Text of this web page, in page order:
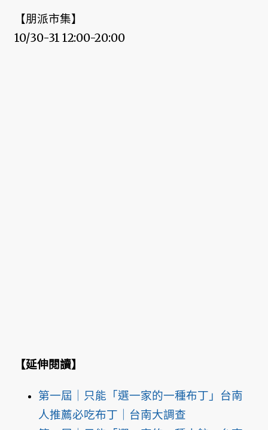
【朋派市集】
10/30-31 12:00-20:00
【延伸閱讀】
第一屆｜只能「選一家的一種布丁」台南
人推薦必吃布丁｜台南大調查